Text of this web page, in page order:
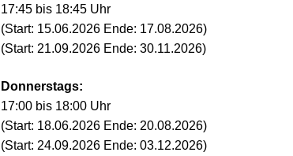
17:45 bis 18:45 Uhr
(Start: 15.06.2026 Ende: 17.08.2026)
(Start: 21.09.2026 Ende: 30.11.2026)
Donnerstags:
17:00 bis 18:00 Uhr
(Start: 18.06.2026 Ende: 20.08.2026)
(Start: 24.09.2026 Ende: 03.12.2026)